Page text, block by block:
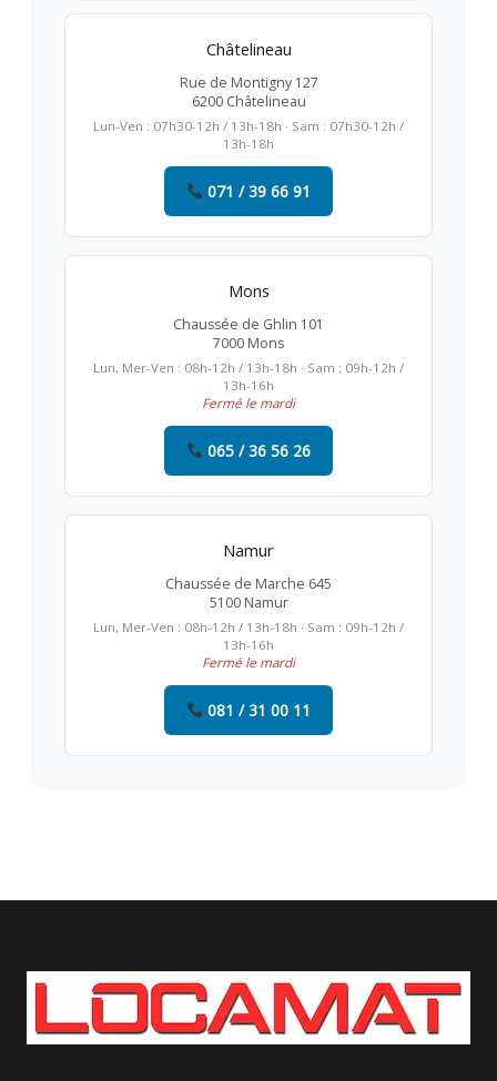
Châtelineau
Rue de Montigny 127
6200 Châtelineau
Lun-Ven : 07h30-12h / 13h-18h · Sam : 07h30-12h /
13h-18h
071 / 39 66 91
Mons
Chaussée de Ghlin 101
7000 Mons
Lun, Mer-Ven : 08h-12h / 13h-18h · Sam : 09h-12h /
13h-16h
Fermé le mardi
065 / 36 56 26
Namur
Chaussée de Marche 645
5100 Namur
Lun, Mer-Ven : 08h-12h / 13h-18h · Sam : 09h-12h /
13h-16h
Fermé le mardi
081 / 31 00 11